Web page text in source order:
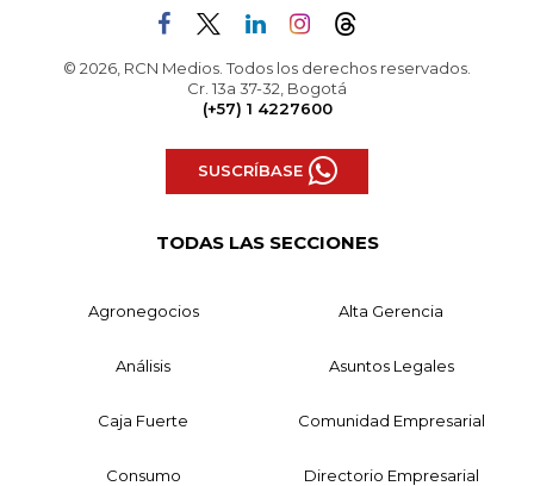
© 2026, RCN Medios. Todos los derechos reservados.
Cr. 13a 37-32, Bogotá
(+57) 1 4227600
SUSCRÍBASE
TODAS LAS SECCIONES
Agronegocios Alta Gerencia
Análisis Asuntos Legales
Caja Fuerte Comunidad Empresarial
Consumo Directorio Empresarial